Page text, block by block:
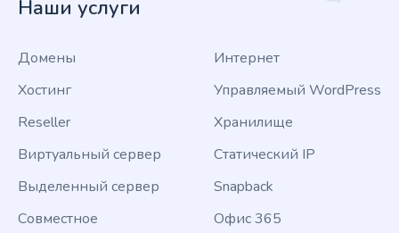
Наши услуги
Домены
Хостинг
Reseller
Виртуальный сервер
Выделенный сервер
Совместное
Интернет
Управляемый WordPress
Хранилище
Статический IP
Snapback
Офис 365